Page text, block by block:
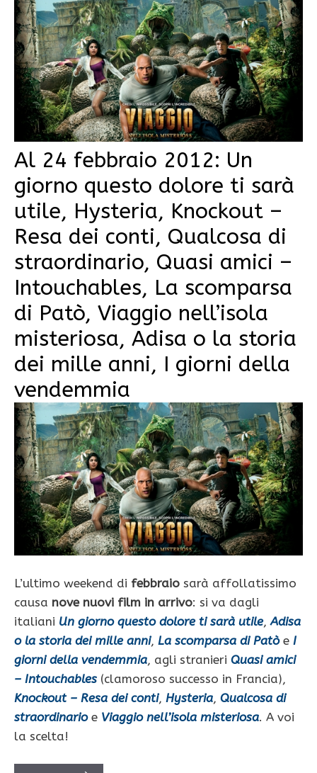
Al 24 febbraio 2012: Un
giorno questo dolore ti sarà
utile, Hysteria, Knockout –
Resa dei conti, Qualcosa di
straordinario, Quasi amici –
Intouchables, La scomparsa
di Patò, Viaggio nell’isola
misteriosa, Adisa o la storia
dei mille anni, I giorni della
vendemmia
L’ultimo weekend di febbraio sarà affollatissimo
causa nove nuovi film in arrivo: si va dagli
italiani Un giorno questo dolore ti sarà utile,Adisa
o la storia dei mille anni, La scomparsa di Patòe I
giorni della vendemmia, agli stranieri Quasi amici
– Intouchables (clamoroso successo in Francia),
Knockout – Resa dei conti, Hysteria, Qualcosa di
straordinarioe Viaggio nell’isola misteriosa. A voi
la scelta!